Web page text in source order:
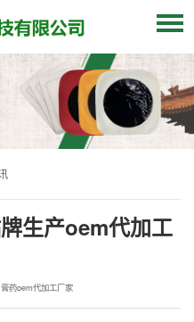
网站首页
关于我们
贴牌加工
膏药资讯
生产oem代加工
药oem代加工厂家